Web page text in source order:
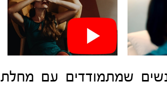
שמתמודדים עם מחלת